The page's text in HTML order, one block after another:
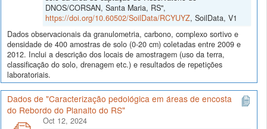
DNOS/CORSAN, Santa Maria, RS",
https://doi.org/10.60502/SoilData/RCYUYZ, SoilData, V1
Dados observacionais da granulometria, carbono, complexo sortivo e
densidade de 400 amostras de solo (0-20 cm) coletadas entre 2009 e
2012. Inclui a descrição dos locais de amostragem (uso da terra,
classificação do solo, drenagem etc.) e resultados de repetições
laboratoriais.
Dados de "Caracterização pedológica em áreas de encosta
do Rebordo do Planalto do RS"
Oct 12, 2024